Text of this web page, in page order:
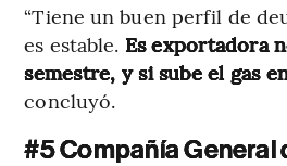
“Tiene un buen perfil de
es estable. Es exportadora
semestre, y si sube el gas
concluyó.
#5 Compañía General